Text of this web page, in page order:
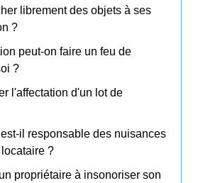
librement des objets à ses
?
peut-on faire un feu de
?
l'affectation d'un lot de
il responsable des nuisances
?
propriétaire à insonoriser son